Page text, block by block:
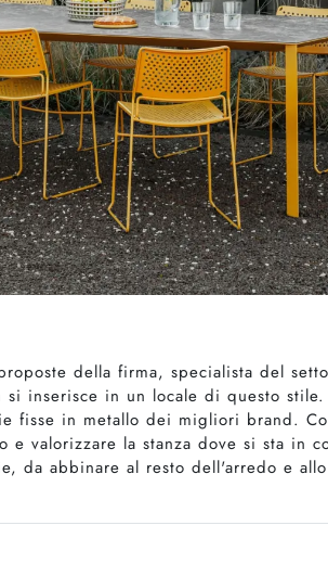
della firma, specialista del
inserisce in un locale di questo
fisse in metallo dei migliori brand.
valorizzare la stanza dove si sta in
da abbinare al resto dell'arredo e